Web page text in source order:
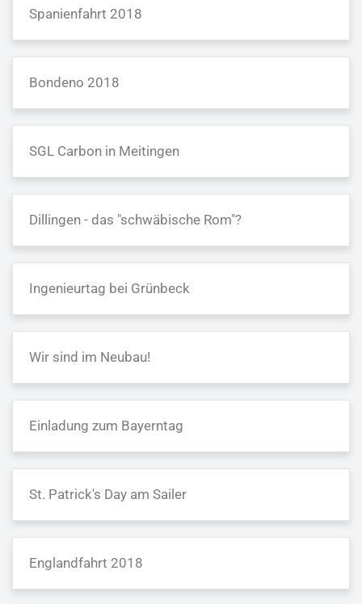
Spanienfahrt 2018
Bondeno 2018
SGL Carbon in Meitingen
Dillingen - das "schwäbische Rom"?
Ingenieurtag bei Grünbeck
Wir sind im Neubau!
Einladung zum Bayerntag
St. Patrick′s Day am Sailer
Englandfahrt 2018